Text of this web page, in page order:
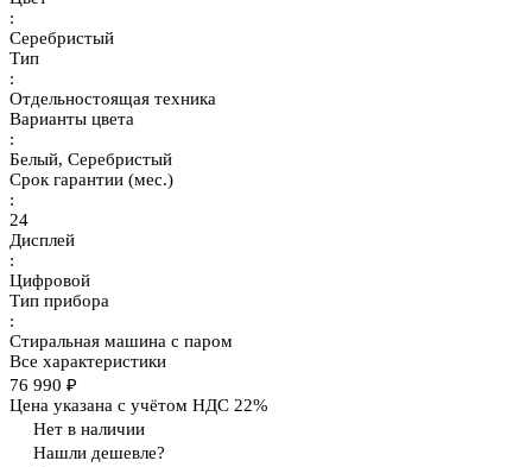
:
Серебристый
Тип
:
Отдельностоящая техника
Варианты цвета
:
Белый, Серебристый
Срок гарантии (мес.)
:
24
Дисплей
:
Цифровой
Тип прибора
:
Стиральная машина с паром
Все характеристики
76 990 ₽
Цена указана с учётом НДС 22%
Нет в наличии
Нашли дешевле?